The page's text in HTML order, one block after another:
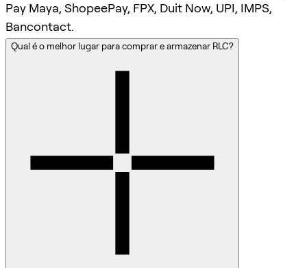
Pay Maya, ShopeePay, FPX, Duit Now, UPI, IMPS,
Bancontact.
Qual é o melhor lugar para comprar e armazenar RLC?